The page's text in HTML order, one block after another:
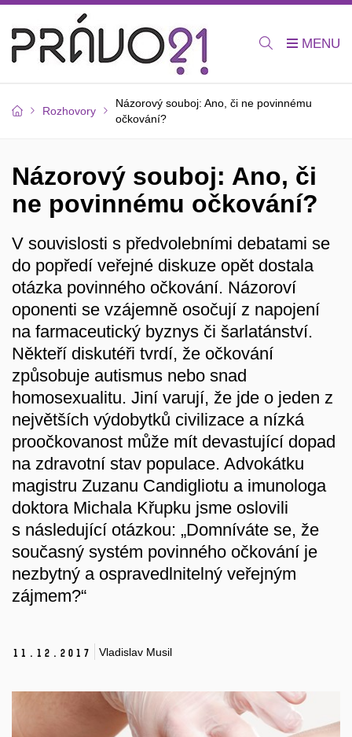
Rozhovory
Názorový souboj: Ano, či ne povinnému
očkování?
Názorový souboj: Ano, či
ne povinnému očkování?
V souvislosti s předvolebními debatami se
do popředí veřejné diskuze opět dostala
otázka povinného očkování. Názoroví
oponenti se vzájemně osočují z napojení
na farmaceutický byznys či šarlatánství.
Někteří diskutéři tvrdí, že očkování
způsobuje autismus nebo snad
homosexualitu. Jiní varují, že jde o jeden z
největších výdobytků civilizace a nízká
proočkovanost může mít devastující dopad
na zdravotní stav populace. Advokátku
magistru Zuzanu Candigliotu a imunologa
doktora Michala Křupku jsme oslovili
s následující otázkou: „Domníváte se, že
současný systém povinného očkování je
nezbytný a ospravedlnitelný veřejným
zájmem?“
11. 12. 2017 Vladislav Musil